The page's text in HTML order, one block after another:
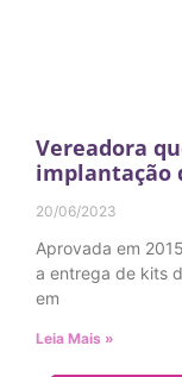
Vereadora
implantação
20/06/2023
Aprovada em
a entrega de kits
em
Leia Mais »